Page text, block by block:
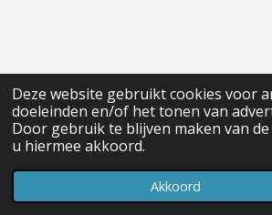
Deze website gebruikt cookies voor
doeleinden en/of het tonen van
Door gebruik te blijven maken van
u hiermee akkoord.
Akkoord